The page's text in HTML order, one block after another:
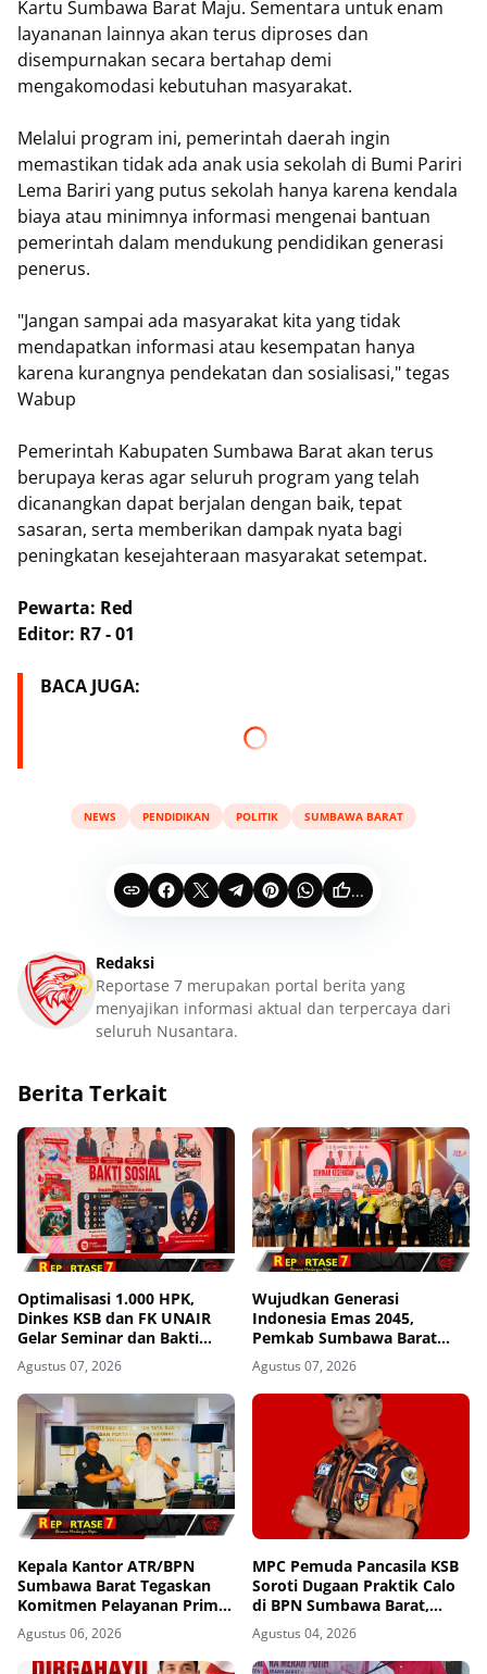
Kartu Sumbawa Barat Maju. Sementara untuk enam
layananan lainnya akan terus diproses dan
disempurnakan secara bertahap demi
mengakomodasi kebutuhan masyarakat.
Melalui program ini, pemerintah daerah ingin
memastikan tidak ada anak usia sekolah di Bumi Pariri
Lema Bariri yang putus sekolah hanya karena kendala
biaya atau minimnya informasi mengenai bantuan
pemerintah dalam mendukung pendidikan generasi
penerus.
"Jangan sampai ada masyarakat kita yang tidak
mendapatkan informasi atau kesempatan hanya
karena kurangnya pendekatan dan sosialisasi," tegas
Wabup
Pemerintah Kabupaten Sumbawa Barat akan terus
berupaya keras agar seluruh program yang telah
dicanangkan dapat berjalan dengan baik, tepat
sasaran, serta memberikan dampak nyata bagi
peningkatan kesejahteraan masyarakat setempat.
Pewarta: Red
Editor: R7 - 01
BACA JUGA:
NEWS PENDIDIKAN POLITIK SUMBAWA BARAT
...
Redaksi
Reportase 7 merupakan portal berita yang
menyajikan informasi aktual dan terpercaya dari
seluruh Nusantara.
Berita Terkait
Optimalisasi 1.000 HPK,
Dinkes KSB dan FK UNAIR
Gelar Seminar dan Bakti
Sosial
Agustus 07, 2026
Wujudkan Generasi
Indonesia Emas 2045,
Pemkab Sumbawa Barat
Perkuat Komitmen Lewat
Seminar Kesehatan 1.000
HPK
Agustus 07, 2026
Kepala Kantor ATR/BPN
Sumbawa Barat Tegaskan
Komitmen Pelayanan Prima
dan Buka Pintu Pengaduan
Masyarakat
Agustus 06, 2026
MPC Pemuda Pancasila KSB
Soroti Dugaan Praktik Calo
di BPN Sumbawa Barat,
Desak Evaluasi Total dan
Turun Tangan Aparat
Penegak Hukum
Agustus 04, 2026